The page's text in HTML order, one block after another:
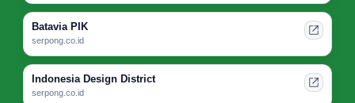
Batavia PIK
serpong.co.id
Indonesia Design District
serpong.co.id